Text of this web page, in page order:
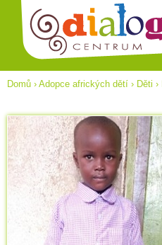
Domů › Adopce afrických dětí › Děti ›